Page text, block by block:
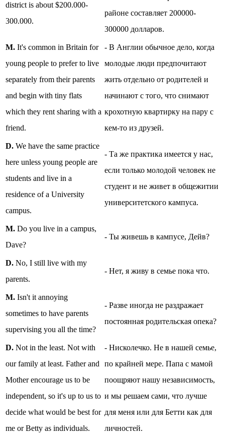
district is about $200.000-
300.000.
районе составляет 200000-
300000 долларов.
M. It's common in Britain for
young people to prefer to live
separately from their parents
and begin with tiny flats
which they rent sharing with a
friend.
- В Англии обычное дело, когда
молодые люди предпочитают
жить отдельно от родителей и
начинают с того, что снимают
крохотную квартирку на пару с
кем-то из друзей.
D. We have the same practice
here unless young people are
students and live in a
residence of a University
campus.
- Та же практика имеется у нас,
если только молодой человек не
студент и не живет в общежитии
университетского кампуса.
M. Do you live in a campus,
Dave?
- Ты живешь в кампусе, Дейв?
D. No, I still live with my
parents.
- Нет, я живу в семье пока что.
M. Isn't it annoying
sometimes to have parents
supervising you all the time?
- Разве иногда не раздражает
постоянная родительская опека?
D. Not in the least. Not with
our family at least. Father and
Mother encourage us to be
independent, so it's up to us to
decide what would be best for
me or Betty as individuals.
- Нисколечко. Не в нашей семье,
по крайней мере. Папа с мамой
поощряют нашу независимость,
и мы решаем сами, что лучше
для меня или для Бетти как для
личностей.